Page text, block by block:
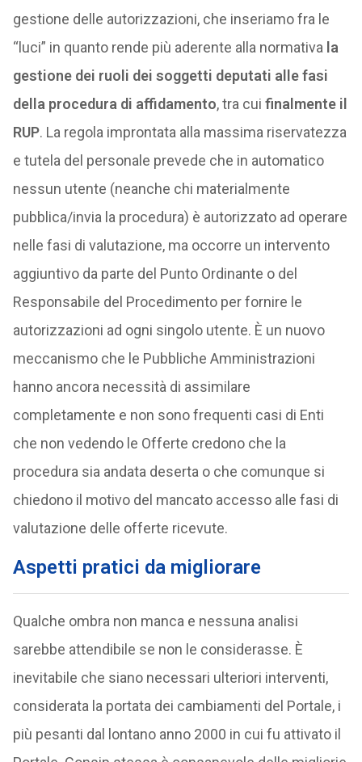
gestione delle autorizzazioni, che inseriamo fra le
“luci” in quanto rende più aderente alla normativa la
gestione dei ruoli dei soggetti deputati alle fasi
della procedura di affidamento, tra cui finalmente il
RUP. La regola improntata alla massima riservatezza
e tutela del personale prevede che in automatico
nessun utente (neanche chi materialmente
pubblica/invia la procedura) è autorizzato ad operare
nelle fasi di valutazione, ma occorre un intervento
aggiuntivo da parte del Punto Ordinante o del
Responsabile del Procedimento per fornire le
autorizzazioni ad ogni singolo utente. È un nuovo
meccanismo che le Pubbliche Amministrazioni
hanno ancora necessità di assimilare
completamente e non sono frequenti casi di Enti
che non vedendo le Offerte credono che la
procedura sia andata deserta o che comunque si
chiedono il motivo del mancato accesso alle fasi di
valutazione delle offerte ricevute.
Aspetti pratici da migliorare
Qualche ombra non manca e nessuna analisi
sarebbe attendibile se non le considerasse. È
inevitabile che siano necessari ulteriori interventi,
considerata la portata dei cambiamenti del Portale, i
più pesanti dal lontano anno 2000 in cui fu attivato il